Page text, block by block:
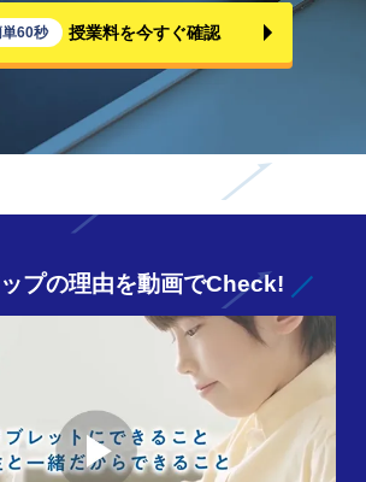
60秒 授業料を今すぐ確認
プの理由を動画でCheck!